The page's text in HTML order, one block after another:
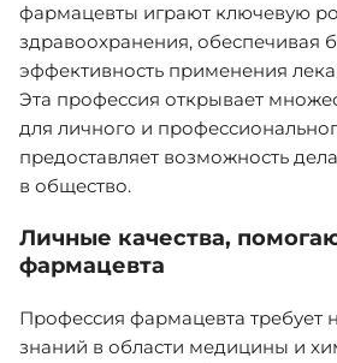
фармацевты играют ключевую
здравоохранения, обеспечивая
эффективность применения
Эта профессия открывает
для личного и
предоставляет возможность
в общество.
Личные качества,
фармацевта
Профессия фармацевта требует
знаний в области медицины и